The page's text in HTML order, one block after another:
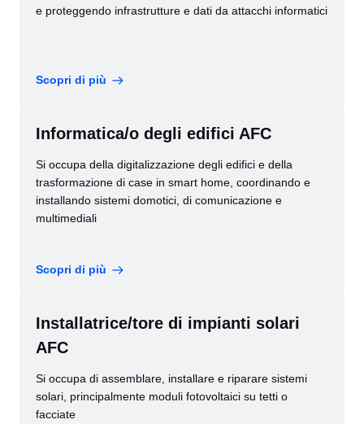
e proteggendo infrastrutture e dati da attacchi informatici
Scopri di più
Informatica/o degli edifici AFC
Si occupa della digitalizzazione degli edifici e della
trasformazione di case in smart home, coordinando e
installando sistemi domotici, di comunicazione e
multimediali
Scopri di più
Installatrice/tore di impianti solari
AFC
Si occupa di assemblare, installare e riparare sistemi
solari, principalmente moduli fotovoltaici su tetti o
facciate